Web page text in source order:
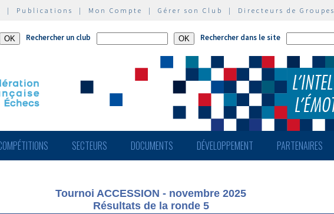
| Publications | Mon Compte | Gérer son Club | Directeurs de Groupes
Rechercher un club Rechercher dans le site
SECTEURS DOCUMENTS DÉVELOPPEMENT PARTENAIRES
Tournoi ACCESSION - novembre 2025
Résultats de la ronde 5